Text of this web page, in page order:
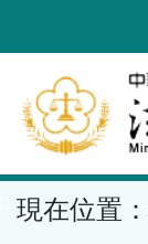
到
要
內
容
區
現在位置：